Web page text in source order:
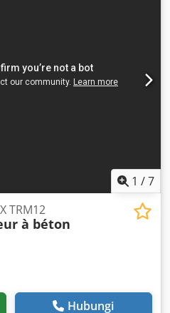
1 /7
TRM12
à béton
Hubungi